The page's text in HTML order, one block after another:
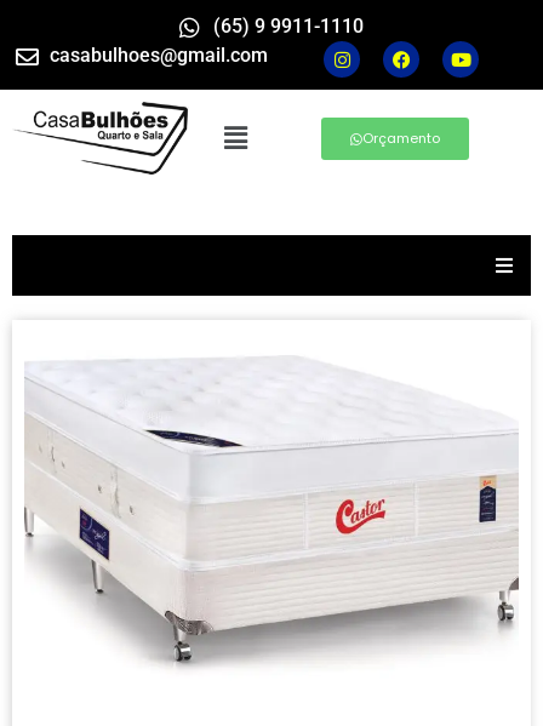
(65) 9 9911-1110
casabulhoes@gmail.com
Orçamento